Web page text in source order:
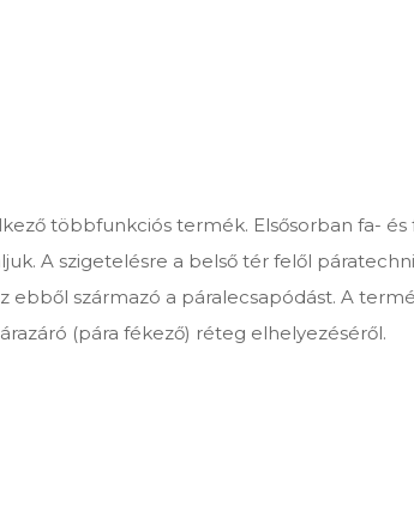
többfunkciós termék. Elsősorban fa-
A szigetelésre a belső tér felől
ebből származó a páralecsapódást. A
(pára fékező) réteg elhelyezéséről.